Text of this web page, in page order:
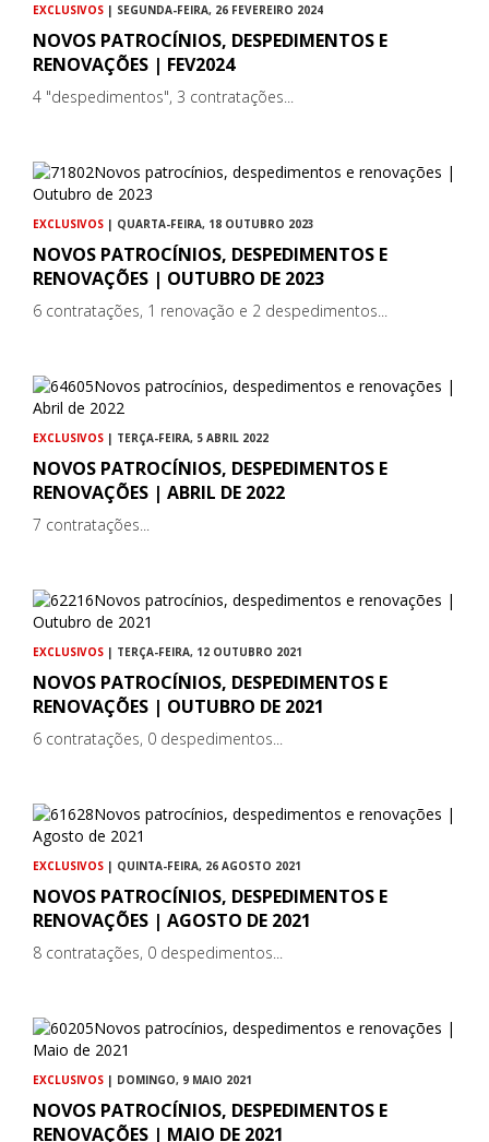
EXCLUSIVOS | SEGUNDA-FEIRA, 26 FEVEREIRO 2024
NOVOS PATROCÍNIOS, DESPEDIMENTOS E
RENOVAÇÕES | FEV2024
4 "despedimentos", 3 contratações...
EXCLUSIVOS | QUARTA-FEIRA, 18 OUTUBRO 2023
NOVOS PATROCÍNIOS, DESPEDIMENTOS E
RENOVAÇÕES | OUTUBRO DE 2023
6 contratações, 1 renovação e 2 despedimentos...
EXCLUSIVOS | TERÇA-FEIRA, 5 ABRIL 2022
NOVOS PATROCÍNIOS, DESPEDIMENTOS E
RENOVAÇÕES | ABRIL DE 2022
7 contratações...
EXCLUSIVOS | TERÇA-FEIRA, 12 OUTUBRO 2021
NOVOS PATROCÍNIOS, DESPEDIMENTOS E
RENOVAÇÕES | OUTUBRO DE 2021
6 contratações, 0 despedimentos...
EXCLUSIVOS | QUINTA-FEIRA, 26 AGOSTO 2021
NOVOS PATROCÍNIOS, DESPEDIMENTOS E
RENOVAÇÕES | AGOSTO DE 2021
8 contratações, 0 despedimentos...
EXCLUSIVOS | DOMINGO, 9 MAIO 2021
NOVOS PATROCÍNIOS, DESPEDIMENTOS E
RENOVAÇÕES | MAIO DE 2021